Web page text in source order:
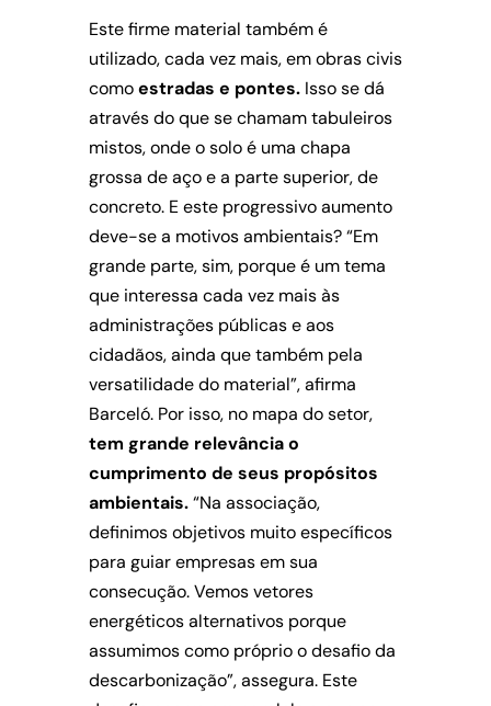
Este firme material também é
utilizado, cada vez mais, em obras civis
comoestradas e pontes.Isso se dá
através do que se chamam tabuleiros
mistos, onde o solo é uma chapa
grossa de aço e a parte superior, de
concreto. E este progressivo aumento
deve-se a motivos ambientais? “Em
grande parte, sim, porque é um tema
que interessa cada vez mais às
administrações públicas e aos
cidadãos, ainda que também pela
versatilidade do material”, afirma
Barceló. Por isso, no mapa do setor,
tem grande relevância o
cumprimento de seus propósitos
ambientais.“Na associação,
definimos objetivos muito específicos
para guiar empresas em sua
consecução. Vemos vetores
energéticos alternativos porque
assumimos como próprio o desafio da
descarbonização”, assegura. Este